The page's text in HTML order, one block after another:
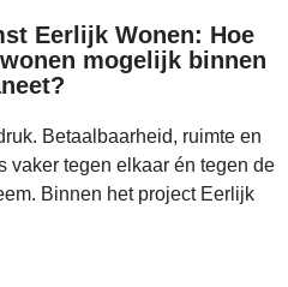
Eerlijk Wonen: Hoe
mogelijk binnen
Betaalbaarheid, ruimte en
vaker tegen elkaar én tegen de
Binnen het project Eerlijk